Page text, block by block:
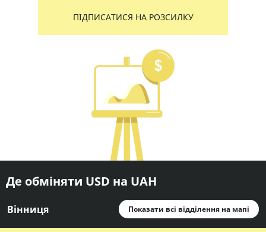
ПІДПИСАТИСЯ НА РОЗСИЛКУ
Де обміняти USD на UAH
Вінниця Показати всі відділення на мапі